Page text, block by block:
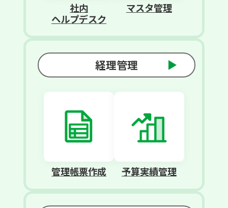
社内
ヘルプデスク
マスタ管理
経理管理
管理帳票作成 予算実績管理